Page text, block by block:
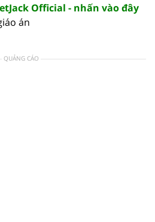
Official - nhấn vào đây
án
QUẢNG CÁO